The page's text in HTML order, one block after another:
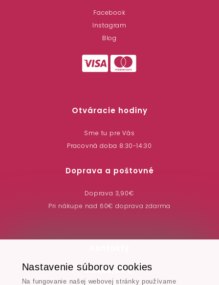
Facebook
Instagram
Blog
Otváracie hodiny
Sme tu pre Vás
Pracovná doba 8:30-14:30
Doprava a poštovné
Doprava 3,90€
Pri nákupe nad 60€ doprava zdarma
MONAD, s.r.o.
Nastavenie súborov cookies
Na fungovanie našej webovej stránky používame